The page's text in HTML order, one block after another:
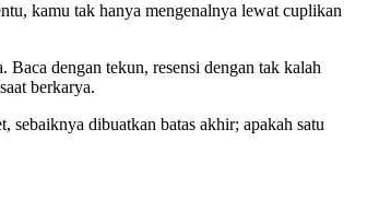
kamu tak hanya mengenalnya lewat cuplikan
dengan tekun, resensi dengan tak kalah
berkarya.
sebaiknya dibuatkan batas akhir; apakah satu